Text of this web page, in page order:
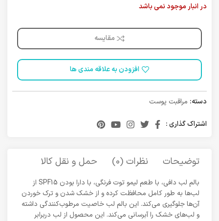
در انبار موجود نمی باشد
مقایسه
افزودن به علاقه مندی ها
دسته: مراقبت پوست
اشتراک گذاری :
توضیحات نظرات (0) حمل و نقل کالا
بالم لب دافی، با طعم لیمو توت فرنگی، با دارا بودن SPF15 از
لب‌ها به طور کامل محافظت کرده و از خشک شدن و ترک خوردن
آن‌ها جلوگیری می‌کند. این بالم لب خاصیت مرطوب‌کنندگی داشته
و لب‌های خشک را آبرسانی می‌کند. این محصول از لب دربرابر